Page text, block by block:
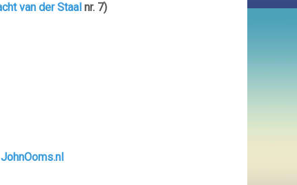
van der Staal nr. 7)